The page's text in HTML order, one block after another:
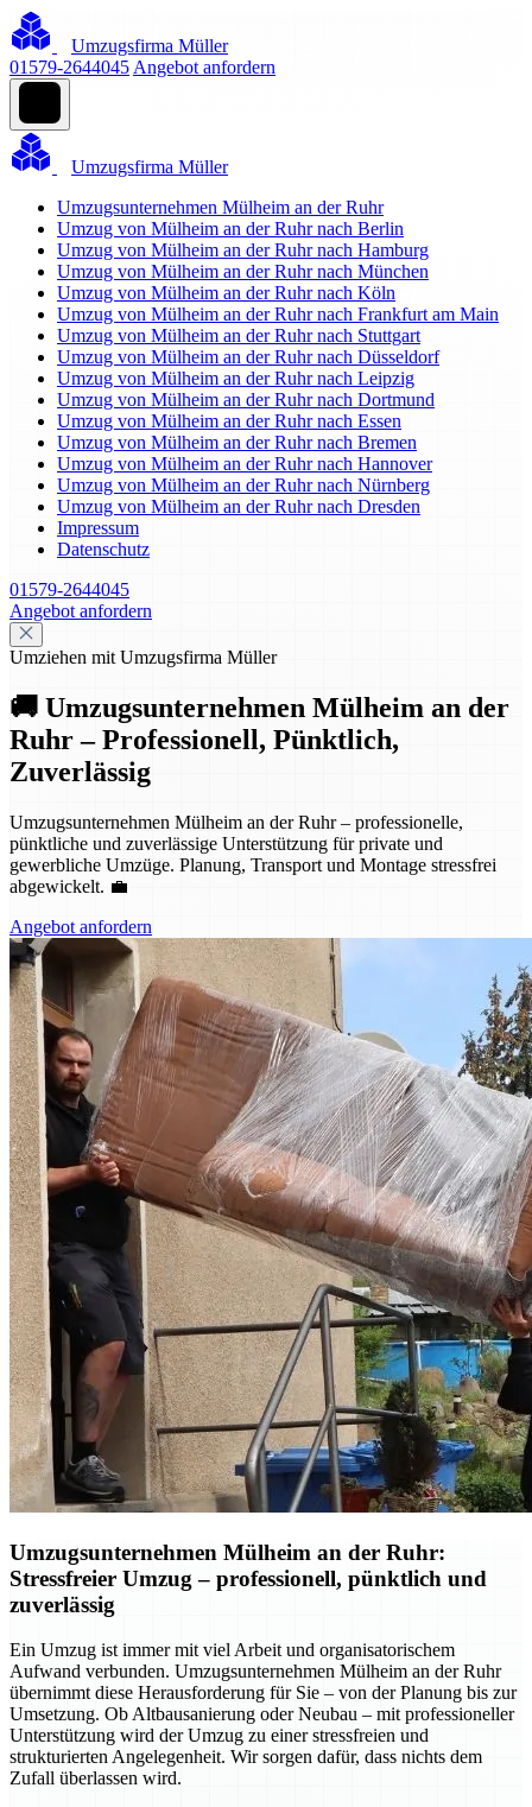
Umzugsfirma Müller
01579-2644045 Angebot anfordern
Umzugsfirma Müller
Umzugsunternehmen Mülheim an der Ruhr
Umzug von Mülheim an der Ruhr nach Berlin
Umzug von Mülheim an der Ruhr nach Hamburg
Umzug von Mülheim an der Ruhr nach München
Umzug von Mülheim an der Ruhr nach Köln
Umzug von Mülheim an der Ruhr nach Frankfurt am Main
Umzug von Mülheim an der Ruhr nach Stuttgart
Umzug von Mülheim an der Ruhr nach Düsseldorf
Umzug von Mülheim an der Ruhr nach Leipzig
Umzug von Mülheim an der Ruhr nach Dortmund
Umzug von Mülheim an der Ruhr nach Essen
Umzug von Mülheim an der Ruhr nach Bremen
Umzug von Mülheim an der Ruhr nach Hannover
Umzug von Mülheim an der Ruhr nach Nürnberg
Umzug von Mülheim an der Ruhr nach Dresden
Impressum
Datenschutz
01579-2644045
Angebot anfordern
Umziehen mit Umzugsfirma Müller
🚚 Umzugsunternehmen Mülheim an der
Ruhr – Professionell, Pünktlich,
Zuverlässig
Umzugsunternehmen Mülheim an der Ruhr – professionelle,
pünktliche und zuverlässige Unterstützung für private und
gewerbliche Umzüge. Planung, Transport und Montage stressfrei
abgewickelt. 💼
Angebot anfordern
Umzugsunternehmen Mülheim an der Ruhr:
Stressfreier Umzug – professionell, pünktlich und
zuverlässig
Ein Umzug ist immer mit viel Arbeit und organisatorischem
Aufwand verbunden. Umzugsunternehmen Mülheim an der Ruhr
übernimmt diese Herausforderung für Sie – von der Planung bis zur
Umsetzung. Ob Altbausanierung oder Neubau – mit professioneller
Unterstützung wird der Umzug zu einer stressfreien und
strukturierten Angelegenheit. Wir sorgen dafür, dass nichts dem
Zufall überlassen wird.